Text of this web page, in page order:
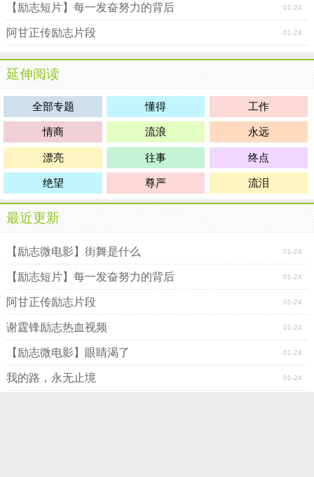
01-24
【励志短片】每一发奋努力的背后
01-24
阿甘正传励志片段
延伸阅读
全部专题 懂得 工作
情商 流浪 永远
漂亮 往事 终点
绝望 尊严 流泪
最近更新
01-24
【励志微电影】街舞是什么
01-24
【励志短片】每一发奋努力的背后
01-24
阿甘正传励志片段
01-24
谢霆锋励志热血视频
01-24
【励志微电影】眼睛渴了
01-24
我的路，永无止境